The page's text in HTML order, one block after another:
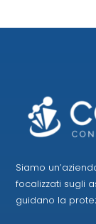
Siamo
focalizzati sugli
guidano la